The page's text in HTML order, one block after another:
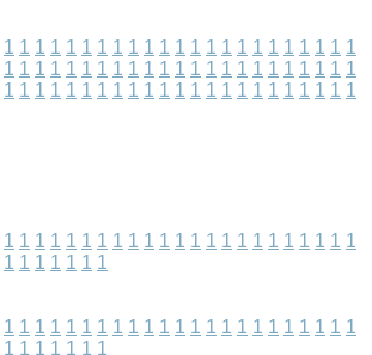
1 1 1 1 1 1 1 1 1 1 1 1 1 1 1 1 1 1 1 1 1 1 1
1 1 1 1 1 1 1 1 1 1 1 1 1 1 1 1 1 1 1 1 1 1 1
1 1 1 1 1 1 1 1 1 1 1 1 1 1 1 1 1 1 1 1 1 1 1
1 1 1 1 1 1 1 1 1 1 1 1 1 1 1 1 1 1 1 1 1 1 1
1 1 1 1 1 1 1
1 1 1 1 1 1 1 1 1 1 1 1 1 1 1 1 1 1 1 1 1 1 1
1 1 1 1 1 1 1